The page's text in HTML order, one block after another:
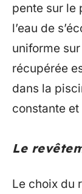
pente sur le
l’eau de
uniforme sur
récupérée
dans la
constante et
Le
Le choix du